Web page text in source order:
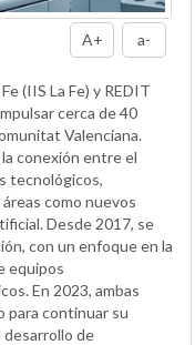
A+ a-
(IIS La Fe) y REDIT
cerca de 40
Valenciana.
conexión entre el
tecnológicos,
como nuevos
Desde 2017, se
con un enfoque en la
equipos
En 2023, ambas
para continuar su
desarrollo de